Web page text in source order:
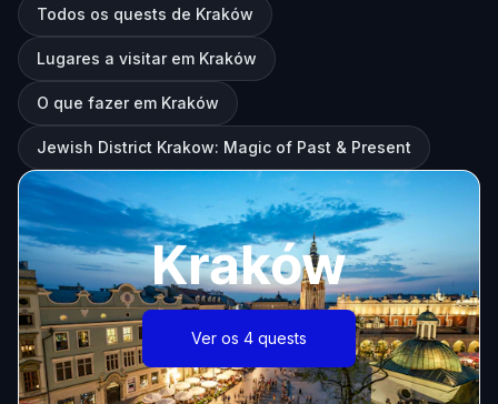
Todos os quests de Kraków
Lugares a visitar em Kraków
O que fazer em Kraków
Jewish District Krakow: Magic of Past & Present
Kraków
Ver os 4 quests